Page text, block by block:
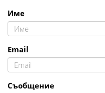
Име
Email
Съобщение